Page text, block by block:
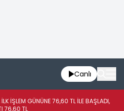
Canlı
İŞLEM GÜNÜNE 76,60 TL İLE BAŞLADI,
76,60 TL